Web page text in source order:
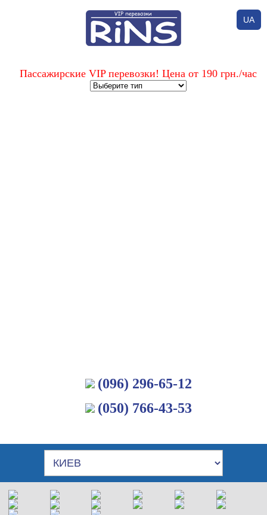
Пассажирские VIP перевозки! Цена от 190 грн./час
(096) 296-65-12
(050) 766-43-53
UA